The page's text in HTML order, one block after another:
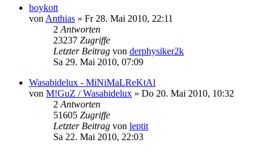
boykott
von Anthias » Fr 28. Mai 2010, 22:11
2 Antworten
23237 Zugriffe
Letzter Beitrag von derphysiker2k
Sa 29. Mai 2010, 07:09
Wasabidelux - MiNiMaLReKtAl
von M!GuZ / Wasabidelux » Do 20. Mai 2010, 10:32
2 Antworten
51605 Zugriffe
Letzter Beitrag von leptit
Sa 22. Mai 2010, 22:03